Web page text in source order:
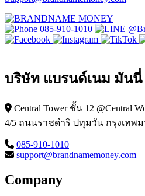
085-910-1010
บริษัท แบรนด์เนม มันนี่
Central Tower ชั้น 12 @Central
4/5 ถนนราชดำริ ปทุมวัน กรุงเทพม
085-910-1010
support@brandnamemoney.com
Company